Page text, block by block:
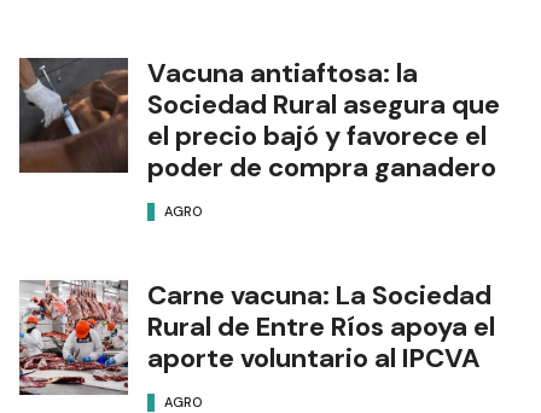
Vacuna antiaftosa: la
Sociedad Rural asegura que
el precio bajó y favorece el
poder de compra ganadero
AGRO
Carne vacuna: La Sociedad
Rural de Entre Ríos apoya el
aporte voluntario al IPCVA
AGRO